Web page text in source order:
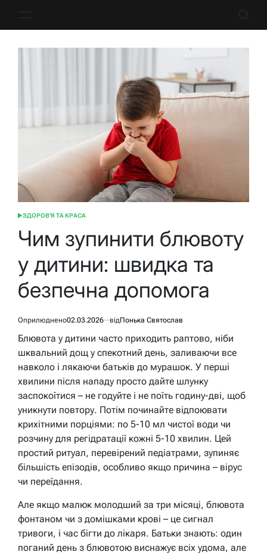
ОПУБЛІКУВАТИ
ЗДОРОВ'Я ТА КРАСА
Чим зупинити блювоту
у дитини: швидка та
безпечна допомога
Оприлюднено02.03.2026 відПонька Святослав
Блювота у дитини часто приходить раптово, ніби
шквальний дощ у спекотний день, заливаючи все
навколо і лякаючи батьків до мурашок. У перші
хвилини після нападу просто дайте шлунку
заспокоїтися – не годуйте і не поїть годину-дві, щоб
уникнути повтору. Потім починайте відпоювати
крихітними порціями: по 5-10 мл чистої води чи
розчину для регідратації кожні 5-10 хвилин. Цей
простий ритуал, перевірений педіатрами, зупиняє
більшість епізодів, особливо якщо причина – вірус
чи переїдання.
Але якщо малюк молодший за три місяці, блювота
фонтаном чи з домішками крові – це сигнал
тривоги, і час бігти до лікаря. Батьки знають: один
поганий день з блювотою виснажує всіх удома, але